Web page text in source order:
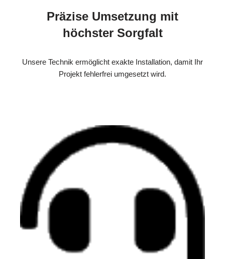
Präzise Umsetzung mit
höchster Sorgfalt
Unsere Technik ermöglicht exakte Installation, damit Ihr
Projekt fehlerfrei umgesetzt wird.